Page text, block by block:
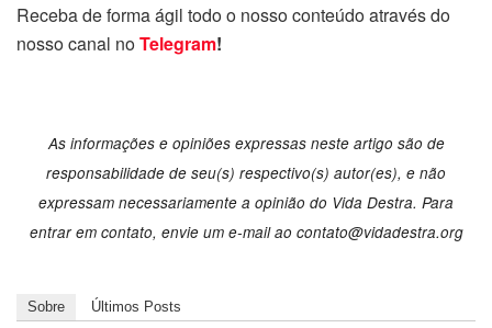
Receba de forma ágil todo o nosso conteúdo através do
nosso canal noTelegram!
As informações e opiniões expressas neste artigo são de
responsabilidade de seu(s) respectivo(s) autor(es), e não
expressam necessariamente a opinião do Vida Destra. Para
entrar em contato, envie um e-mail ao contato@vidadestra.org
Sobre Últimos Posts